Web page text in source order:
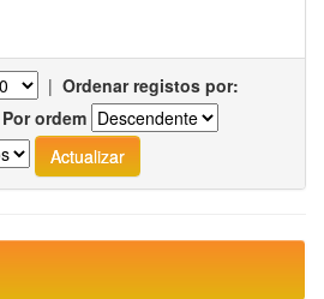
| Ordenar registos por:
Por ordem